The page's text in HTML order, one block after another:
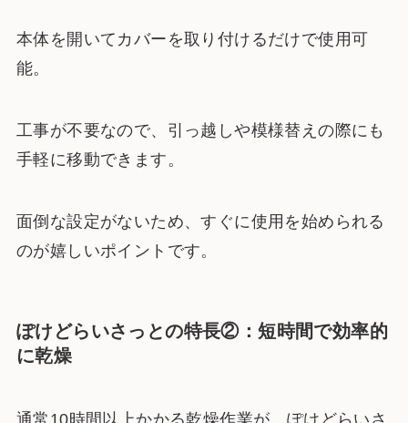
本体を開いてカバーを取り付けるだけで使用可
能。
工事が不要なので、引っ越しや模様替えの際にも
手軽に移動できます。
面倒な設定がないため、すぐに使用を始められる
のが嬉しいポイントです。
ぽけどらいさっとの特長②：短時間で効率的
に乾燥
通常10時間以上かかる乾燥作業が、ぽけどらいさ